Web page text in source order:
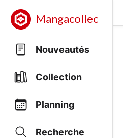
Mangacollec
Nouveautés
Collection
Planning
Recherche